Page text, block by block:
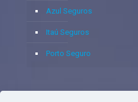
Azul Seguros
Itaú Seguros
Porto Seguro